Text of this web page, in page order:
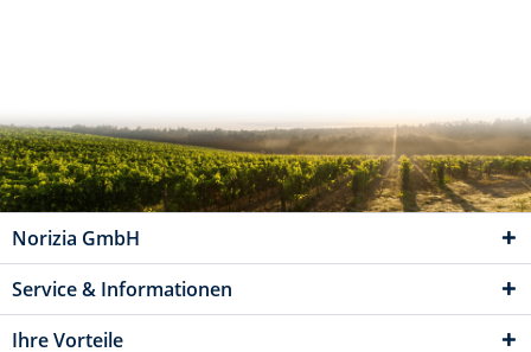
Norizia GmbH
Service & Informationen
Ihre Vorteile